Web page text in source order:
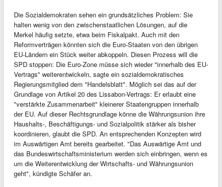
Die Sozialdemokraten sehen ein grundsätzliches Problem: Sie
halten wenig von den zwischenstaatlichen Lösungen, auf die
Merkel häufig setzte, etwa beim Fiskalpakt. Auch mit den
Reformverträgen könnten sich die Euro-Staaten von den übrigen
EU-Ländern ein Stück weiter abkoppeln. Diesen Prozess will die
SPD stoppen: Die Euro-Zone müsse sich wieder "innerhalb des EU-
Vertrags" weiterentwickeln, sagte ein sozialdemokratisches
Regierungsmitglied dem "Handelsblatt". Möglich sei das auf der
Grundlage von Artikel 20 des Lissabon-Vertrags: Er erlaubt eine
"verstärkte Zusammenarbeit" kleinerer Staatengruppen innerhalb
der EU. Auf dieser Rechtsgrundlage könne die Währungsunion ihre
Haushalts-, Beschäftigungs- und Sozialpolitik stärker als bisher
koordinieren, glaubt die SPD. An entsprechenden Konzepten wird
im Auswärtigen Amt bereits gearbeitet. "Das Auswärtige Amt und
das Bundeswirtschaftsministerium werden sich einbringen, wenn es
um die Weiterentwicklung der Wirtschafts- und Währungsunion
geht", kündigte Schäfer an.